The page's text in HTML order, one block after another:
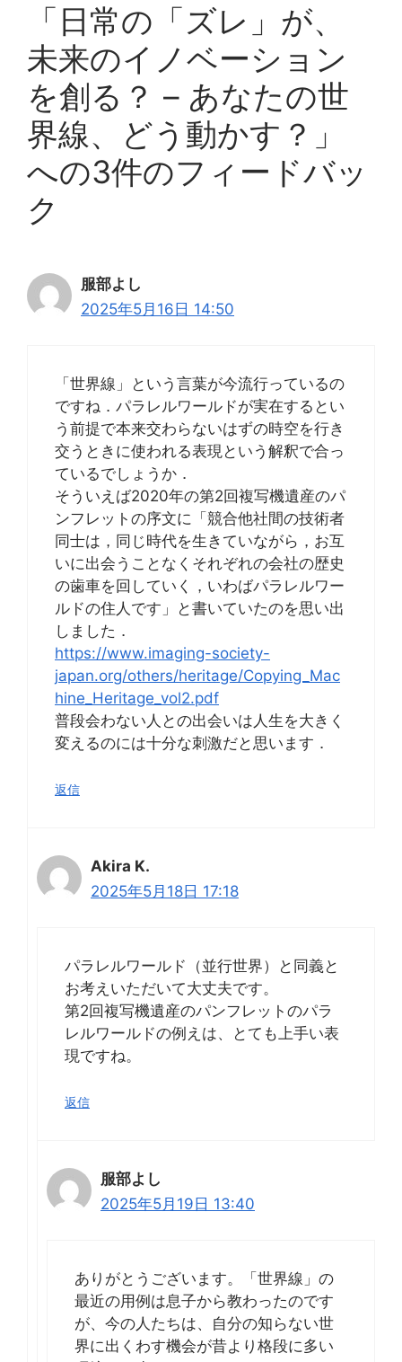
「日常の「ズレ」が、
未来のイノベーション
を創る？ – あなたの世
界線、どう動かす？」
への3件のフィードバッ
ク
服部よし
2025年5月16日 14:50
「世界線」という言葉が今流行っているの
ですね．パラレルワールドが実在するとい
う前提で本来交わらないはずの時空を行き
交うときに使われる表現という解釈で合っ
ているでしょうか．
そういえば2020年の第2回複写機遺産のパ
ンフレットの序文に「競合他社間の技術者
同士は，同じ時代を生きていながら，お互
いに出会うことなくそれぞれの会社の歴史
の歯車を回していく，いわばパラレルワー
ルドの住人です」と書いていたのを思い出
しました．
https://www.imaging-society-
japan.org/others/heritage/Copying_Mac
hine_Heritage_vol2.pdf
普段会わない人との出会いは人生を大きく
変えるのには十分な刺激だと思います．
返信
Akira K.
2025年5月18日 17:18
パラレルワールド（並行世界）と同義と
お考えいただいて大丈夫です。
第2回複写機遺産のパンフレットのパラ
レルワールドの例えは、とても上手い表
現ですね。
返信
服部よし
2025年5月19日 13:40
ありがとうございます。「世界線」の
最近の用例は息子から教わったのです
が、今の人たちは、自分の知らない世
界に出くわす機会が昔より格段に多い